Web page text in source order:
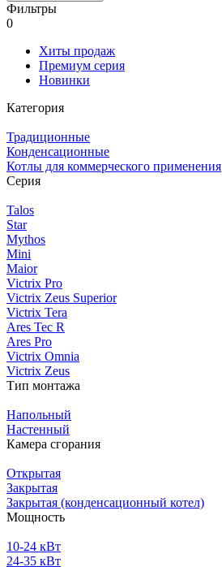
Фильтры
0
Хиты продаж
Премиум серия
Новинки
Категория
Традиционные
Конденсационные
Котлы для коммерческого применения
Серия
Talos
Star
Mythos
Mini
Maior
Victrix Pro
Victrix Zeus Superior
Victrix Tera
Ares Tec R
Ares Pro
Victrix Omnia
Victrix Zeus
Тип монтажа
Напольный
Настенный
Камера сгорания
Открытая
Закрытая
Закрытая (конденсационный котел)
Мощность
10-24 кВт
24-35 кВт